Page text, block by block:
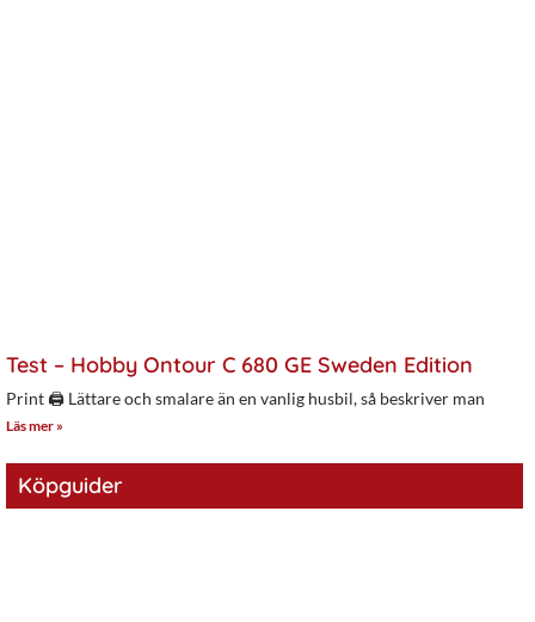
Test – Hobby Ontour C 680 GE Sweden Edition
Print 🖨 Lättare och smalare än en vanlig husbil, så beskriver man
Läs mer »
Köpguider